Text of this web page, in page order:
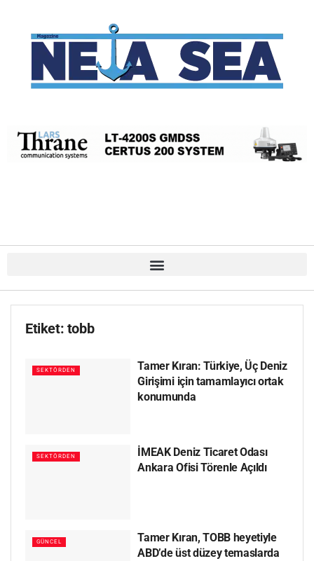
Etiket: tobb
SEKTÖRDEN
Tamer Kıran: Türkiye, Üç Deniz
Girişimi için tamamlayıcı ortak
konumunda
SEKTÖRDEN
İMEAK Deniz Ticaret Odası
Ankara Ofisi Törenle Açıldı
GÜNCEL
Tamer Kıran, TOBB heyetiyle
ABD’de üst düzey temaslarda